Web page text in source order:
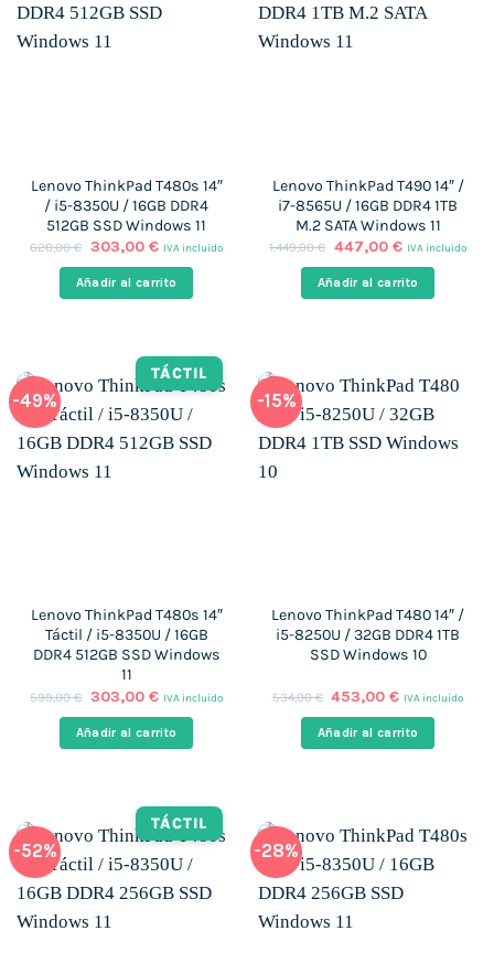
Lenovo ThinkPad T480s 14″
/ i5-8350U / 16GB DDR4
512GB SSD Windows 11
620,00€ El
original
era:
303,00 €El
actual
es:
IVA incluido
Añadir al carrito
Lenovo ThinkPad T490 14″ /
i7-8565U / 16GB DDR4 1TB
M.2 SATA Windows 11
1.449,00€ El
original
era:
447,00 €El
actual
es:
IVA incluido
Añadir al carrito
-49%
TÁCTIL
Lenovo ThinkPad T480s 14″
Táctil / i5-8350U / 16GB
DDR4 512GB SSD Windows
11
599,00€ El
original
era:
303,00 €El
actual
es:
IVA incluido
Añadir al carrito
-15%
Lenovo ThinkPad T480 14″ /
i5-8250U / 32GB DDR4 1TB
SSD Windows 10
534,00€ El
original
era:
453,00€El
actual
es:
IVA incluido
Añadir al carrito
-52%
TÁCTIL
-28%